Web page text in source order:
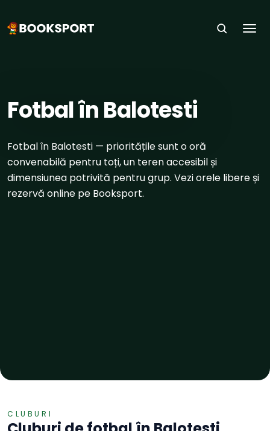
Fotbal în Balotesti
Fotbal în Balotesti — prioritățile sunt o oră
convenabilă pentru toți, un teren accesibil și
dimensiunea potrivită pentru grup. Vezi orele libere și
rezervă online pe Booksport.
CLUBURI